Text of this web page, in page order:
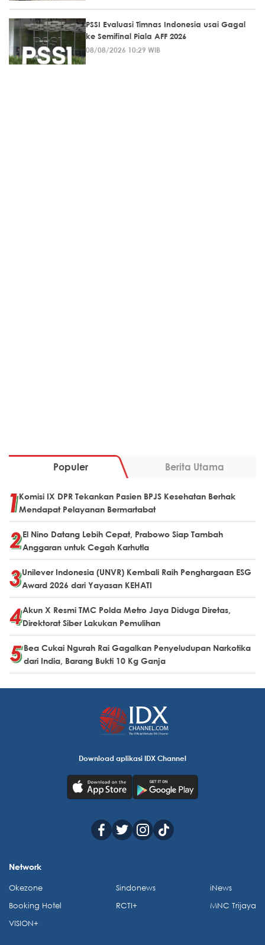
PSSI Evaluasi Timnas Indonesia usai Gagal
ke Semifinal Piala AFF 2026
08/08/2026 10:29 WIB
Populer Berita Utama
Komisi IX DPR Tekankan Pasien BPJS Kesehatan Berhak
Mendapat Pelayanan Bermartabat
El Nino Datang Lebih Cepat, Prabowo Siap Tambah
Anggaran untuk Cegah Karhutla
Unilever Indonesia (UNVR) Kembali Raih Penghargaan ESG
Award 2026 dari Yayasan KEHATI
Akun X Resmi TMC Polda Metro Jaya Diduga Diretas,
Direktorat Siber Lakukan Pemulihan
Bea Cukai Ngurah Rai Gagalkan Penyeludupan Narkotika
dari India, Barang Bukti 10 Kg Ganja
Download aplikasi IDX Channel
Network
Okezone
Booking Hotel
VISION+
Sindonews
RCTI+
iNews
MNC Trijaya